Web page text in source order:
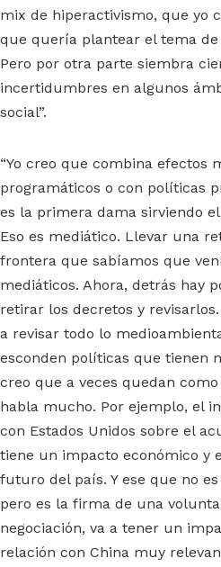
mix de hiperactivismo, que yo
que quería plantear el tema
Pero por otra parte siembra
incertidumbres en algunos
social”.
“Yo creo que combina efectos
programáticos o con políticas
es la primera dama sirviendo
Eso es mediático. Llevar una
frontera que sabíamos que
mediáticos. Ahora, detrás hay
retirar los decretos y
a revisar todo lo
esconden políticas que tienen
creo que a veces quedan
habla mucho. Por ejemplo, el
con Estados Unidos sobre el
tiene un impacto económico y
futuro del país. Y ese que no
pero es la firma de una
negociación, va a tener un
relación con China muy